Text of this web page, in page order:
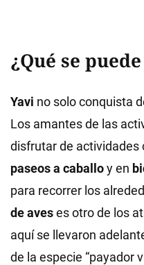
¿Qué se
Yavi no solo conquista
Los amantes de las
disfrutar de actividades
paseos a caballoy en
para recorrer los
de aveses otro de los
aquí se llevaron
de la especie “payador